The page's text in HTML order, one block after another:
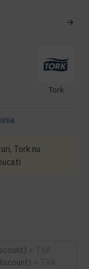
Tork
Tork nu